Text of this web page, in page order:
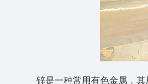
锌是一种常用有色金属，